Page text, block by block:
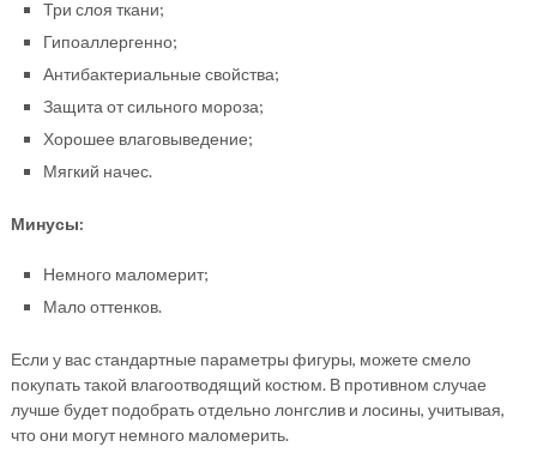
Три слоя ткани;
Гипоаллергенно;
Антибактериальные свойства;
Защита от сильного мороза;
Хорошее влаговыведение;
Мягкий начес.
Минусы:
Немного маломерит;
Мало оттенков.
Если у вас стандартные параметры фигуры, можете смело
покупать такой влагоотводящий костюм. В противном случае
лучше будет подобрать отдельно лонгслив и лосины, учитывая,
что они могут немного маломерить.